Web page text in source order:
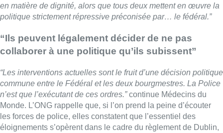
en matière de dignité, alors que tous deux mettent en œuvre la
politique strictement répressive préconisée par… le fédéral.”
“Ils peuvent légalement décider de ne pas
collaborer à une politique qu’ils subissent”
“Les interventions actuelles sont le fruit d’une décision politique
commune entre le Fédéral et les deux bourgmestres. La Police
n’est que l’exécutant de ces ordres.”continue Médecins du
Monde. L’ONG rappelle que, si l’on prend la peine d’écouter
les forces de police, elles constatent que l’essentiel des
éloignements s’opèrent dans le cadre du règlement de Dublin,